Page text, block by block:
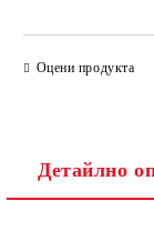
Ние ще се
Оцени продукта
Детайлно